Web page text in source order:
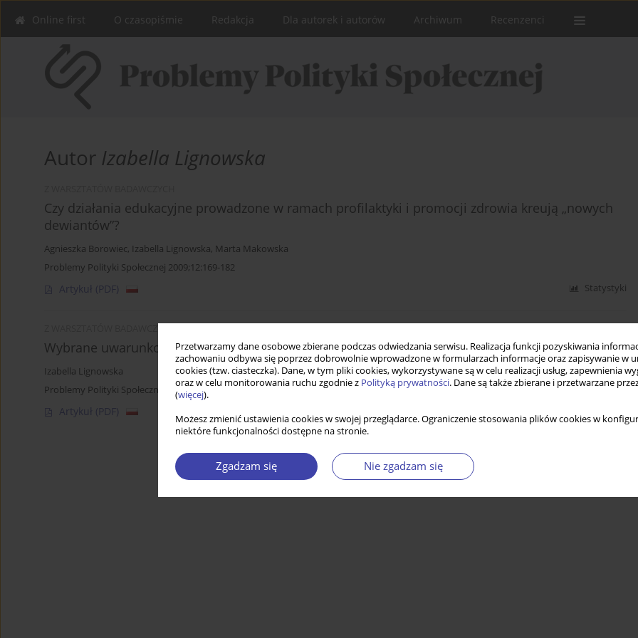
Przetwarzamy dane osobowe zbierane podczas odwiedzania serwisu. Realizacja funkcji pozyskiwania
zachowaniu odbywa się poprzez dobrowolnie wprowadzone w formularzach informacje oraz zapisywanie w
cookies (tzw. ciasteczka). Dane, w tym pliki cookies, wykorzystywane są w celu realizacji usług, zapewnienia
oraz w celu monitorowania ruchu zgodnie z Polityką prywatności. Dane są także zbierane i przetwarzane
(więcej).
Możesz zmienić ustawienia cookies w swojej przeglądarce. Ograniczenie stosowania plików cookies w
niektóre funkcjonalności dostępne na stronie.
Zgadzam się Nie zgadzam się
Online first O czasopiśmie Redakcja Dla autorek i autorów Archiwum Recenzenci
Autor Izabella Lignowska
Czy działania edukacyjne prowadzone w ramach profilaktyki i promocji zdrowia kreują „nowych
dewiantów”?
Agnieszka Borowiec, Izabella Lignowska, Marta Makowska
Problemy Polityki Społecznej 2009;12:169-182
Artykuł (PDF) Statystyki
Wybrane uwarunkowania działalności lokalnych stowarzyszeń na rzecz promocji zdrowia
Izabella Lignowska
Problemy Polityki Społecznej 2004;7:131-147
Artykuł (PDF)